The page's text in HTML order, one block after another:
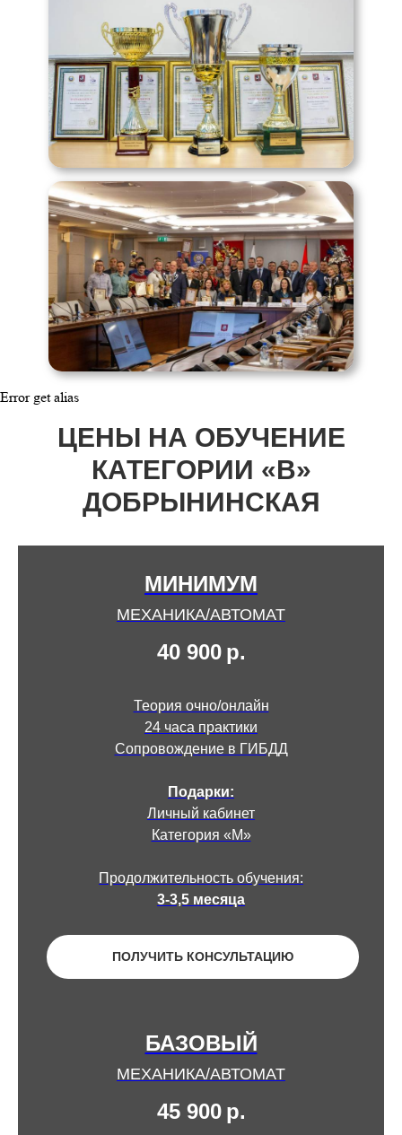
Error get alias
ЦЕНЫ НА ОБУЧЕНИЕ
КАТЕГОРИИ «В»
ДОБРЫНИНСКАЯ
МИНИМУМ
МЕХАНИКА/АВТОМАТ
40 900 р.
Теория очно/онлайн
24 часа практики
Сопровождение в ГИБДД
Подарки:
Личный кабинет
Категория «М»
Продолжительность обучения:
3-3,5 месяца
ПОЛУЧИТЬ КОНСУЛЬТАЦИЮ
БАЗОВЫЙ
МЕХАНИКА/АВТОМАТ
45 900 р.